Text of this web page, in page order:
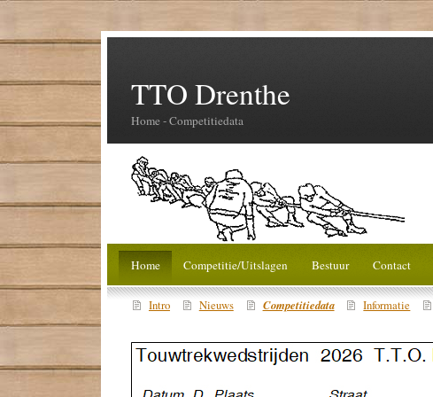
TTO Drenthe
Home - Competitiedata
Home Competitie/Uitslagen Bestuur Contact
Intro Nieuws Competitiedata Informatie